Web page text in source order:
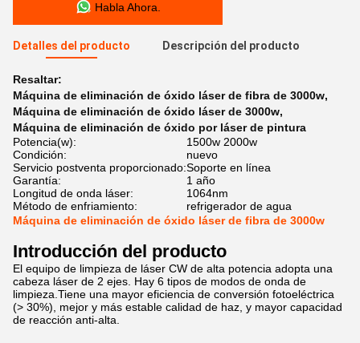
Habla Ahora.
Detalles del producto Descripción del producto
Resaltar:
Máquina de eliminación de óxido láser de fibra de 3000w,
Máquina de eliminación de óxido láser de 3000w,
Máquina de eliminación de óxido por láser de pintura
Potencia(w):
1500w 2000w
Condición:
nuevo
Servicio postventa proporcionado:Soporte en línea
Garantía:
1 año
Longitud de onda láser:
1064nm
Método de enfriamiento:
refrigerador de agua
Máquina de eliminación de óxido láser de fibra de 3000w
Introducción del producto
El equipo de limpieza de láser CW de alta potencia adopta una
cabeza láser de 2 ejes. Hay 6 tipos de modos de onda de
limpieza.Tiene una mayor eficiencia de conversión fotoeléctrica
(> 30%), mejor y más estable calidad de haz, y mayor capacidad
de reacción anti-alta.